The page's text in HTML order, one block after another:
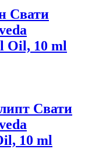
Свати
Oil, 10 ml
Свати
10 ml